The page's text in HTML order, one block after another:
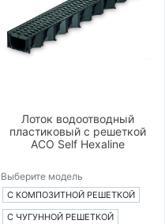
Лоток водоотводный
пластиковый с решеткой
ACO Self Hexaline
Выберите модель
С КОМПОЗИТНОЙ РЕШЕТКОЙ
С ЧУГУННОЙ РЕШЕТКОЙ